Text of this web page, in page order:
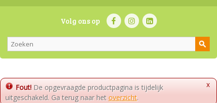
Volg ons op
x
Fout! De opgevraagde productpagina is tijdelijk
uitgeschakeld. Ga terug naar het overzicht.